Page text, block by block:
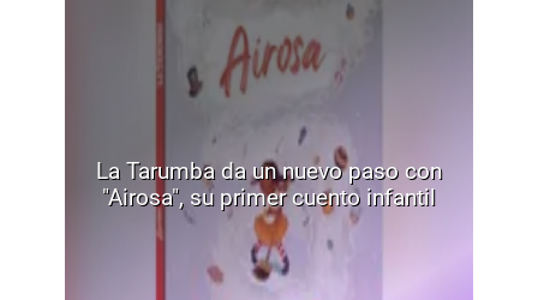
La Tarumba da un nuevo paso con
"Airosa", su primer cuento infantil